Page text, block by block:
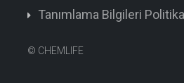
Tanımlama Bilgileri
© CHEMLIFE